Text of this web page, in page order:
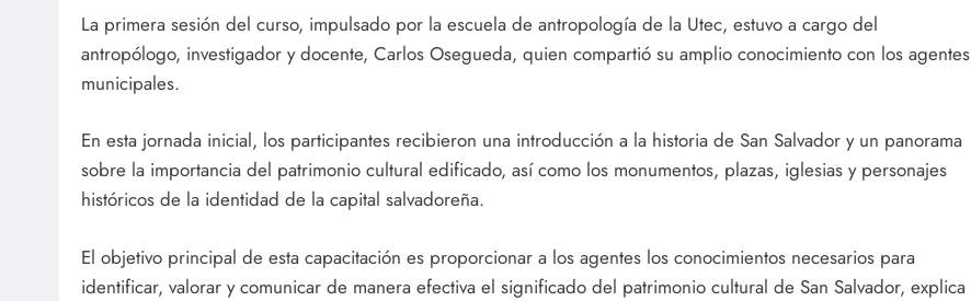
La primera sesión del curso, impulsado por la escuela de antropología de la Utec, estuvo a cargo del
antropólogo, investigador y docente, Carlos Osegueda, quien compartió su amplio conocimiento con los agentes
municipales.
En esta jornada inicial, los participantes recibieron una introducción a la historia de San Salvador y un panorama
sobre la importancia del patrimonio cultural edificado, así como los monumentos, plazas, iglesias y personajes
históricos de la identidad de la capital salvadoreña.
El objetivo principal de esta capacitación es proporcionar a los agentes los conocimientos necesarios para
identificar, valorar y comunicar de manera efectiva el significado del patrimonio cultural de San Salvador, explica